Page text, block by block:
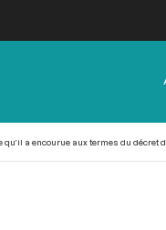
qu’il a encourue aux termes du décret